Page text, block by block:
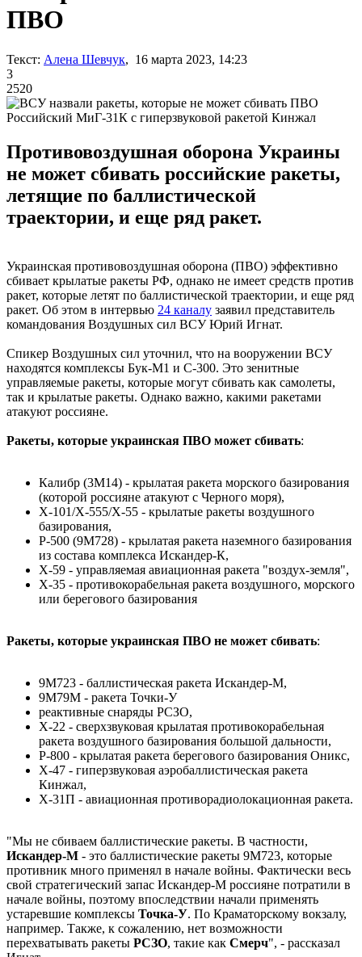
ПВО
Текст: Алена Шевчук, 16 марта 2023, 14:23
3
2520
Российский МиГ-31К с гиперзвуковой ракетой Кинжал
Противовоздушная оборона Украины
не может сбивать российские ракеты,
летящие по баллистической
траектории, и еще ряд ракет.
Украинская противовоздушная оборона (ПВО) эффективно
сбивает крылатые ракеты РФ, однако не имеет средств против
ракет, которые летят по баллистической траектории, и еще ряд
ракет. Об этом в интервью 24 каналу заявил представитель
командования Воздушных сил ВСУ Юрий Игнат.
Спикер Воздушных сил уточнил, что на вооружении ВСУ
находятся комплексы Бук-М1 и С-300. Это зенитные
управляемые ракеты, которые могут сбивать как самолеты,
так и крылатые ракеты. Однако важно, какими ракетами
атакуют россияне.
Ракеты, которые украинская ПВО может сбивать:
Калибр (3М14) - крылатая ракета морского базирования
(которой россияне атакуют с Черного моря),
Х-101/Х-555/Х-55 - крылатые ракеты воздушного
базирования,
Р-500 (9М728) - крылатая ракета наземного базирования
из состава комплекса Искандер-К,
Х-59 - управляемая авиационная ракета "воздух-земля",
Х-35 - противокорабельная ракета воздушного, морского
или берегового базирования
Ракеты, которые украинская ПВО не может сбивать:
9М723 - баллистическая ракета Искандер-М,
9М79М - ракета Точки-У
реактивные снаряды РСЗО,
Х-22 - сверхзвуковая крылатая противокорабельная
ракета воздушного базирования большой дальности,
Р-800 - крылатая ракета берегового базирования Оникс,
Х-47 - гиперзвуковая аэробаллистическая ракета
Кинжал,
Х-31П - авиационная противорадиолокационная ракета.
"Мы не сбиваем баллистические ракеты. В частности,
Искандер-М - это баллистические ракеты 9М723, которые
противник много применял в начале войны. Фактически весь
свой стратегический запас Искандер-М россияне потратили в
начале войны, поэтому впоследствии начали применять
устаревшие комплексы Точка-У. По Краматорскому вокзалу,
например. Также, к сожалению, нет возможности
перехватывать ракеты РСЗО, такие как Смерч", - рассказал